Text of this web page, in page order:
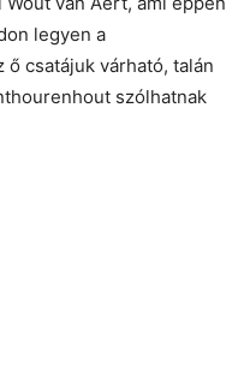
legyen a
csatájuk várható, talán
szólhatnak